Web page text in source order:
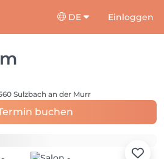
DE Einloggen
Sulzbach an der Murr
buchen